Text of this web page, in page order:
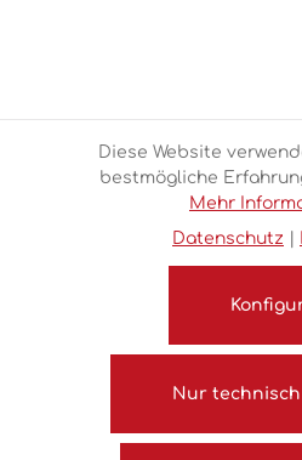
Diese Website
bestmögliche
Mehr
Datenschutz
Nur